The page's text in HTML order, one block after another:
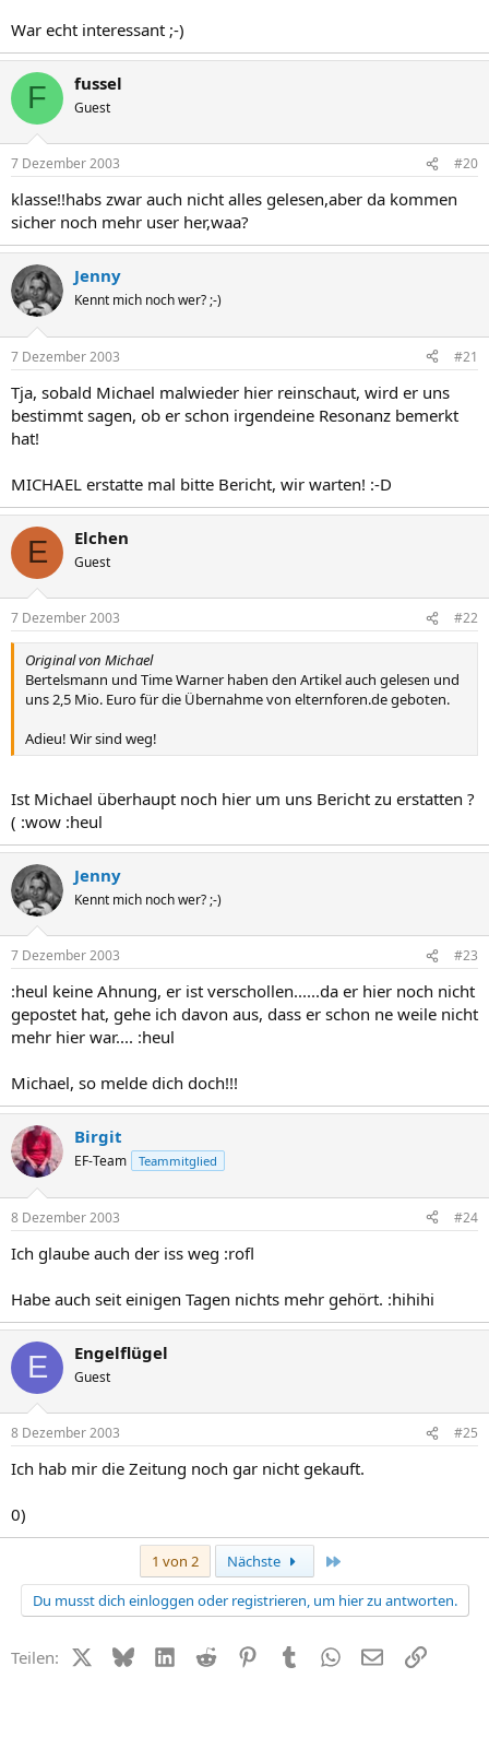
War echt interessant ;-)
F fussel
Guest
7 Dezember 2003 #20
klasse!!habs zwar auch nicht alles gelesen,aber da kommen
sicher noch mehr user her,waa?
Jenny
Kennt mich noch wer? ;-)
7 Dezember 2003 #21
Tja, sobald Michael malwieder hier reinschaut, wird er uns
bestimmt sagen, ob er schon irgendeine Resonanz bemerkt
hat!
MICHAEL erstatte mal bitte Bericht, wir warten! :-D
E Elchen
Guest
7 Dezember 2003 #22
Original von Michael
Bertelsmann und Time Warner haben den Artikel auch gelesen und
uns 2,5 Mio. Euro für die Übernahme von elternforen.de geboten.
Adieu! Wir sind weg!
Ist Michael überhaupt noch hier um uns Bericht zu erstatten ?
( :wow :heul
Jenny
Kennt mich noch wer? ;-)
7 Dezember 2003 #23
:heul keine Ahnung, er ist verschollen......da er hier noch nicht
gepostet hat, gehe ich davon aus, dass er schon ne weile nicht
mehr hier war.... :heul
Michael, so melde dich doch!!!
Birgit
EF-Team Teammitglied
8 Dezember 2003 #24
Ich glaube auch der iss weg :rofl
Habe auch seit einigen Tagen nichts mehr gehört. :hihihi
E Engelflügel
Guest
8 Dezember 2003 #25
Ich hab mir die Zeitung noch gar nicht gekauft.
0)
1 von 2 Nächste
Du musst dich einloggen oder registrieren, um hier zu antworten.
Teilen: X (Twitter)
BlueskyLinkedIn
Reddit PinterestTumblr WhatsApp
E-MailLink